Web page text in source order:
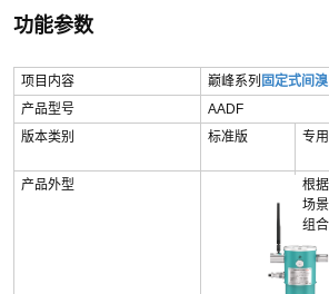
功能参数
项目内容 巅峰系列 固定式间
产品型号
AADF
版本类别
标准版 专
产品外型
根
场
组合